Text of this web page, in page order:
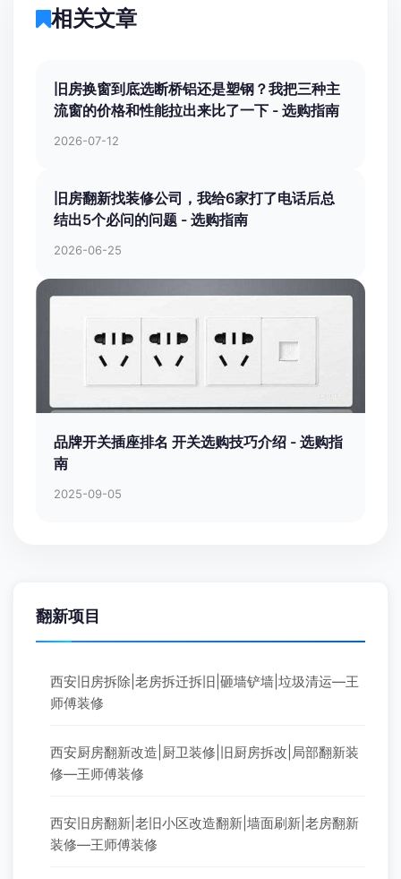
相关文章
旧房换窗到底选断桥铝还是塑钢？我把三种主
流窗的价格和性能拉出来比了一下 - 选购指南
2026-07-12
旧房翻新找装修公司，我给6家打了电话后总
结出5个必问的问题 - 选购指南
2026-06-25
品牌开关插座排名 开关选购技巧介绍 - 选购指
南
2025-09-05
翻新项目
西安旧房拆除|老房拆迁拆旧|砸墙铲墙|垃圾清运—王
师傅装修
西安厨房翻新改造|厨卫装修|旧厨房拆改|局部翻新装
修—王师傅装修
西安旧房翻新|老旧小区改造翻新|墙面刷新|老房翻新
装修—王师傅装修